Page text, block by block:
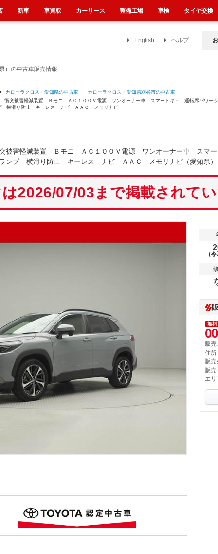
の中古車販売情報
English ヘルプ
カローラクロス・愛知県の中古車
カローラクロス・愛知県刈谷市の中古車
衝突被害軽減装置 Ｂモニ ＡＣ１００Ｖ電源 ワンオーナー車 スマートキ－ 運転席パワー
横滑り防止 キーレス ナビ ＡＡＣ メモリナビ
害軽減装置 Ｂモニ ＡＣ１００Ｖ電源 ワンオーナー車 スマ
ンプ 横滑り防止 キーレス ナビ ＡＡＣ メモリナビ（愛知県）
2026/07/03まで掲載されて
(令
無料
販売
住所
販売
販売
エリ
新車 車買取 カーリース 整備工場 車検 タイヤ交換